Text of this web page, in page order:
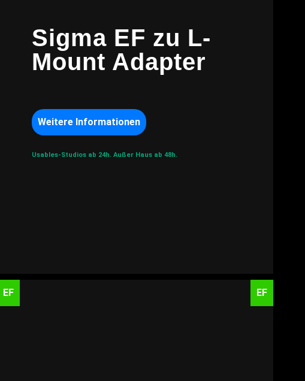
Sigma EF zu L-
Mount Adapter
Weitere Informationen
Usables-Studios ab 24h. Außer Haus ab 48h.
EF EF